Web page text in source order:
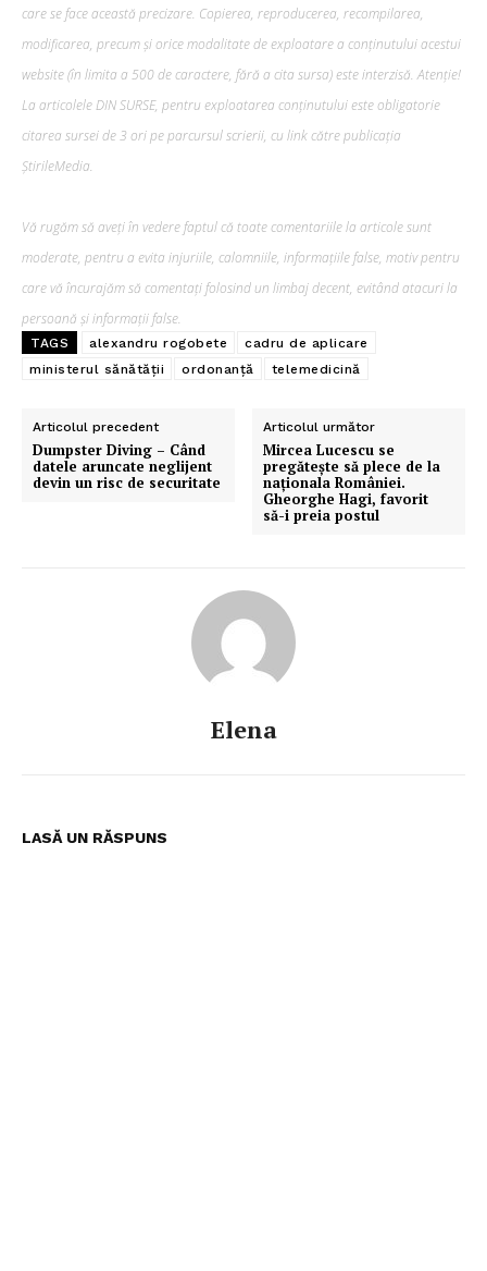
care se face această precizare. Copierea, reproducerea, recompilarea,
modificarea, precum şi orice modalitate de exploatare a conținutului acestui
website (în limita a 500 de caractere, fără a cita sursa) este interzisă. Atenție!
La articolele DIN SURSE, pentru exploatarea conținutului este obligatorie
citarea sursei de 3 ori pe parcursul scrierii, cu link către publicația
ȘtirileMedia.
Vă rugăm să aveți în vedere faptul că toate comentariile la articole sunt
moderate, pentru a evita injuriile, calomniile, informațiile false, motiv pentru
care vă încurajăm să comentați folosind un limbaj decent, evitând atacuri la
persoană și informații false.
TAGS alexandru rogobete
cadru de aplicare
ministerul sănătății
ordonanță telemedicină
Articolul precedent
Dumpster Diving – Când
datele aruncate neglijent
devin un risc de securitate
Articolul următor
Mircea Lucescu se
pregătește să plece de la
naționala României.
Gheorghe Hagi, favorit
să-i preia postul
Elena
LASĂ UN RĂSPUNS